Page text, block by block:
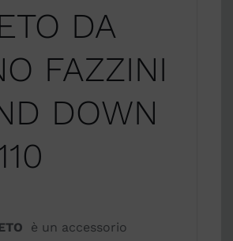
DA
FAZZINI
DOWN
è un accessorio